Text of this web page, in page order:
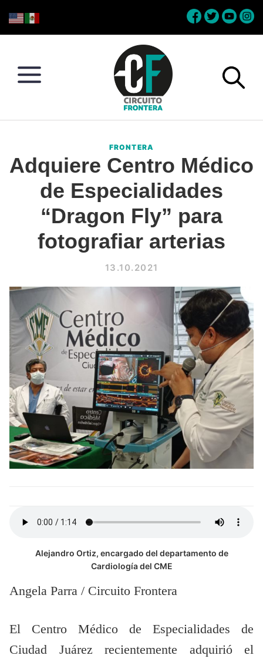
to
to
to
to
Conéctate
la
frontera
FRONTERA
Adquiere Centro Médico
de Especialidades
“Dragon Fly” para
fotografiar arterias
13.10.2021
Alejandro Ortiz, encargado del departamento de
Cardiología del CME
Angela Parra / Circuito Frontera
El Centro Médico de Especialidades de
Ciudad Juárez recientemente adquirió el